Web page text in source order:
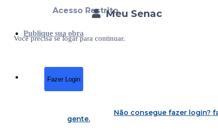
Publique sua obra
Meu Senac
Acesso Restrito
Você precisa se logar para continuar.
Fazer Login
Não consegue fazer login?
gente.